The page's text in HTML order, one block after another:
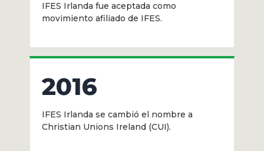
IFES Irlanda fue aceptada como
movimiento afiliado de IFES.
2016
IFES Irlanda se cambió el nombre a
Christian Unions Ireland (CUI).